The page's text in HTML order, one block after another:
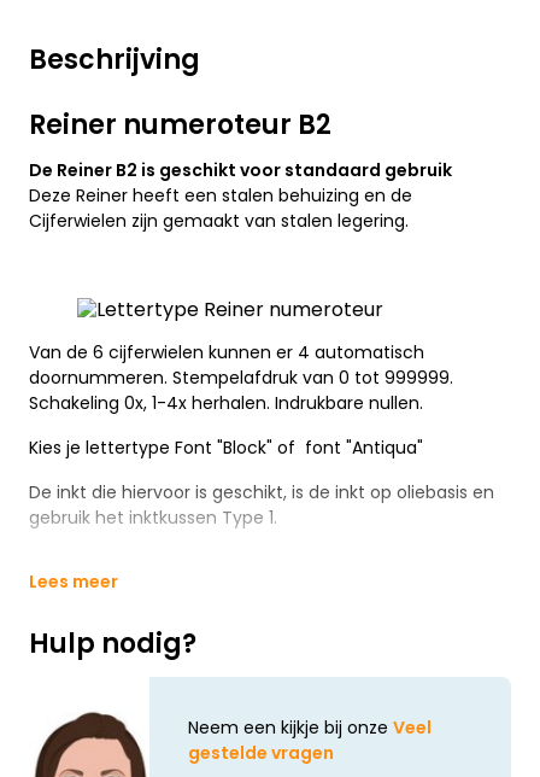
Beschrijving
Reiner numeroteur B2
De Reiner B2 is geschikt voor standaard gebruik
Deze Reiner heeft een stalen behuizing en de
Cijferwielen zijn gemaakt van stalen legering.
Van de 6 cijferwielen kunnen er 4 automatisch
doornummeren. Stempelafdruk van 0 tot 999999.
Schakeling 0x, 1-4x herhalen. Indrukbare nullen.
Kies je lettertype Font "Block" of font "Antiqua"
De inkt die hiervoor is geschikt, is de inkt op oliebasis en
gebruik het inktkussen Type 1.
Lees meer
Hulp nodig?
Neem een kijkje bij onze Veel
gestelde vragen